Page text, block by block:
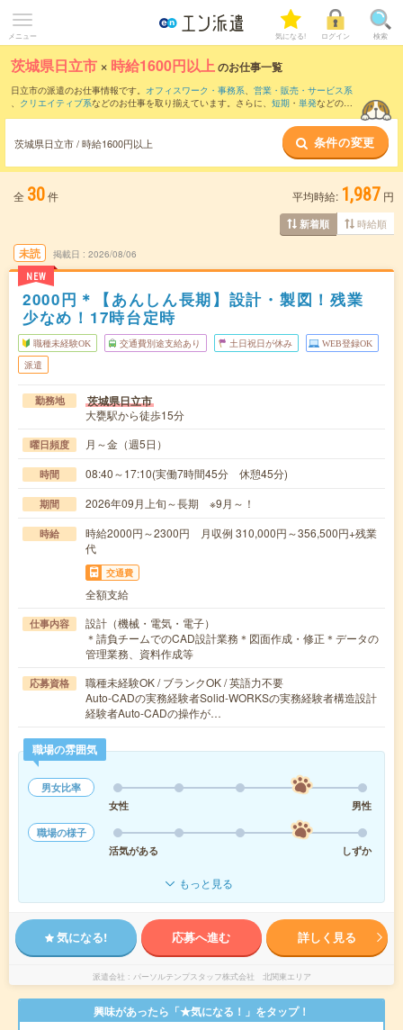
メニュー 気になる! ログイン 検索
茨城県日立市 × 時給1600円以上のお仕事一覧
日立市の派遣のお仕事情報です。 オフィスワーク・事務系、 営業・販売・サービス系
、 クリエイティブ系などのお仕事を取り揃えています。さらに、 短期 ・ 単発などの期
茨城県日立市 / 時給1600円以上 条件の変更
全 30件 平均時給: 1,987 円
新着順 時給順
未読
NEW
掲載日 2026/08/06
2000円＊【あんしん長期】設計・製図！残業
少なめ！17時台定時
職種未経験OK 交通費別途支給あり 土日祝日が休み WEB登録OK
派遣
勤務地 茨城県日立市
大甕駅から徒歩15分
曜日頻度 月～金（週5日）
時間 08:40～17:10(実働7時間45分 休憩45分)
期間 2026年09月上旬～長期 ※9月～！
時給
時給2000円～2300円 月収例 310,000円～356,500円+残業
代
交通費
全額支給
仕事内容
設計（機械・電気・電子）
＊請負チームでのCAD設計業務＊図面作成・修正＊データの
管理業務、資料作成等
応募資格
職種未経験OK / ブランクOK / 英語力不要
Auto-CADの実務経験者Solid-WORKSの実務経験者構造設計
経験者Auto-CADの操作が…
職場の雰囲気
男女比率
女性
男性
職場の様子
活気がある
しずか
もっと見る
気になる! 応募へ進む 詳しく見る
派遣会社 パーソルテンプスタッフ株式会社 北関東エリア
興味があったら「★気になる！」をタップ！